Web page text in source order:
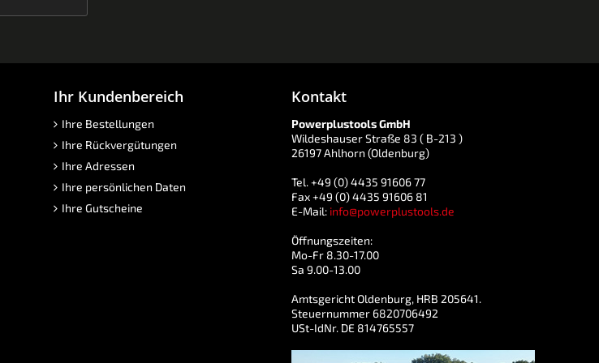
Ihr Kundenbereich
Ihre Bestellungen
Ihre Rückvergütungen
Ihre Adressen
Ihre persönlichen Daten
Ihre Gutscheine
Kontakt
Powerplustools GmbH
Wildeshauser Straße 83 ( B-213 )
26197 Ahlhorn (Oldenburg)
Tel. +49 (0) 4435 91606 77
Fax +49 (0) 4435 91606 81
E-Mail: info@powerplustools.de
Öffnungszeiten:
Mo-Fr 8.30-17.00
Sa 9.00-13.00
Amtsgericht Oldenburg, HRB 205641.
Steuernummer 6820706492
USt-IdNr. DE 814765557